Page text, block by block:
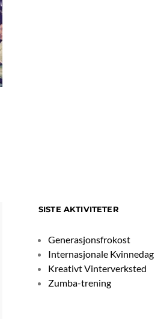
SISTE AKTIVITETER
Generasjonsfrokost
Internasjonale Kvinnedag
Kreativt Vinterverksted
Zumba-trening